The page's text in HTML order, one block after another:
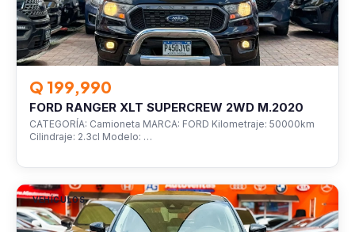
Q 199,990
FORD RANGER XLT SUPERCREW 2WD M.2020
CATEGORÍA: Camioneta MARCA: FORD Kilometraje: 50000km
Cilindraje: 2.3cl Modelo: …
VEHÍCULOS